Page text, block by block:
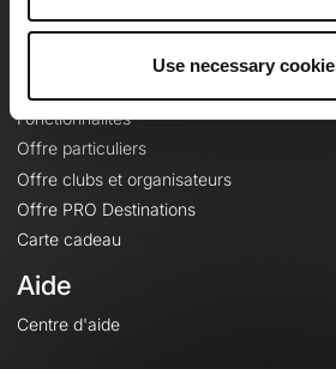
Use necessary
Fonctionnalités
Offre particuliers
Offre clubs et organisateurs
Offre PRO Destinations
Carte cadeau
Aide
Centre d'aide